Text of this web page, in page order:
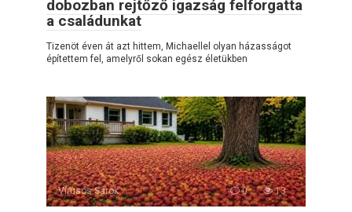
dobozban rejtőző igazság felforgatta
a családunkat
Tizenöt éven át azt hittem, Michaellel olyan házasságot
építettem fel, amelyről sokan egész életükben
Vírusos Sarok 0 13